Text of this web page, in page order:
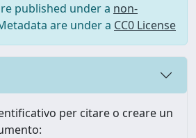
published under a non-
are under a CC0 License
per citare o creare un